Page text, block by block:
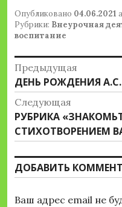
Опубликовано 04.06.2021
Рубрики: Внеурочная
воспитание
Навигация
по
записям
Предыдущая
Предыдущая
запись:
ДЕНЬ РОЖДЕНИЯ
Следующая
Следующая
запись:
РУБРИКА
СТИХОТВОРЕНИЕМ
ДОБАВИТЬ
Ваш адрес email не